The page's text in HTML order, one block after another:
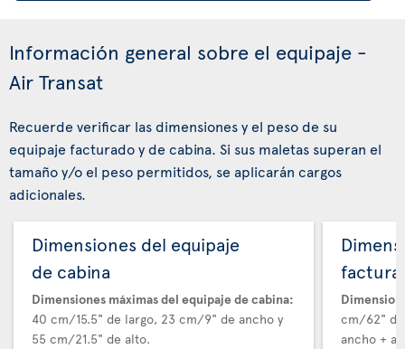
Información general sobre el equipaje -
Air Transat
Recuerde verificar las dimensiones y el peso de su
equipaje facturado y de cabina. Si sus maletas superan el
tamaño y/o el peso permitidos, se aplicarán cargos
adicionales.
Dimensiones del equipaje
de cabina
Dimensiones máximas del equipaje de cabina:
40 cm/15.5" de largo, 23 cm/9" de ancho y
55 cm/21.5" de alto.
cm/62" de
ancho +